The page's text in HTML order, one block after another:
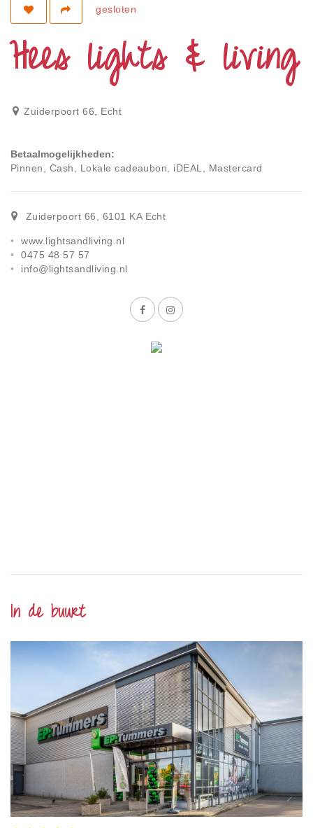
Privacy
Disclaimer
gesloten
Hees lights & living
Zuiderpoort 66, Echt
Betaalmogelijkheden
Pinnen, Cash, Lokale cadeaubon, iDEAL, Mastercard
Zuiderpoort 66, 6101 KA Echt
www.lightsandliving.nl
0475 48 57 57
info@lightsandliving.nl
In de buurt